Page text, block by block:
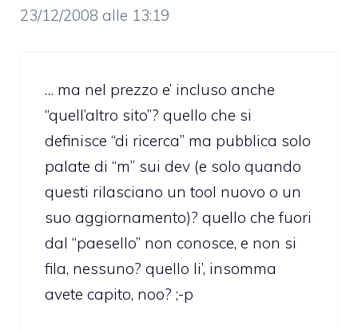
23/12/2008 alle 13:19
… ma nel prezzo e’ incluso anche
“quell’altro sito”? quello che si
definisce “di ricerca” ma pubblica solo
palate di “m” sui dev (e solo quando
questi rilasciano un tool nuovo o un
suo aggiornamento)? quello che fuori
dal “paesello” non conosce, e non si
fila, nessuno? quello li’, insomma
avete capito, noo? ;-p